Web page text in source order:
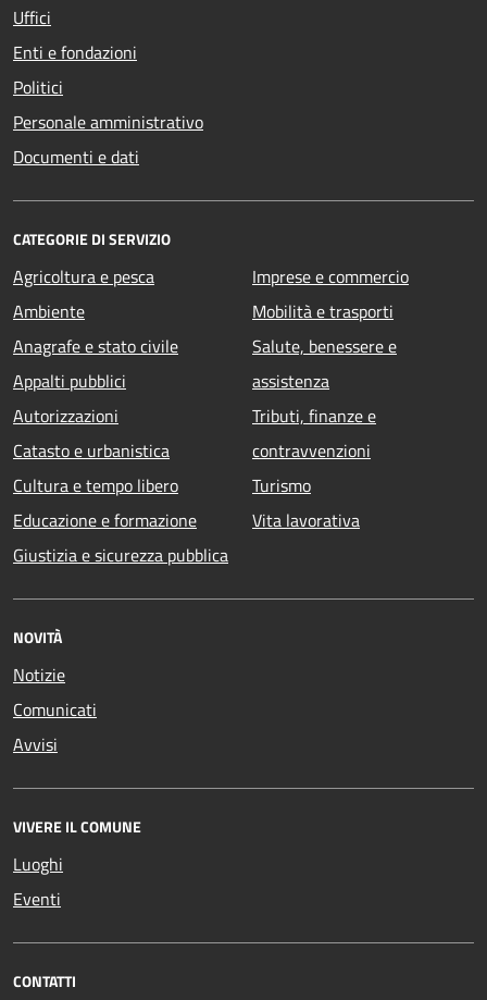
Uffici
Enti e fondazioni
Politici
Personale amministrativo
Documenti e dati
CATEGORIE DI SERVIZIO
Agricoltura e pesca
Ambiente
Anagrafe e stato civile
Appalti pubblici
Autorizzazioni
Catasto e urbanistica
Cultura e tempo libero
Educazione e formazione
Giustizia e sicurezza pubblica
Imprese e commercio
Mobilità e trasporti
Salute, benessere e
assistenza
Tributi, finanze e
contravvenzioni
Turismo
Vita lavorativa
NOVITÀ
Notizie
Comunicati
Avvisi
VIVERE IL COMUNE
Luoghi
Eventi
CONTATTI